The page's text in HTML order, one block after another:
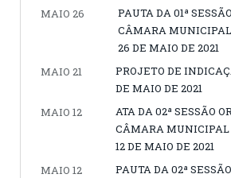
MAIO 26
PAUTA DA 01ª
CÂMARA
26 DE MAIO DE 2021
MAIO 21
PROJETO DE
DE MAIO DE 2021
MAIO 12
ATA DA 02ª SESSÃO
CÂMARA
12 DE MAIO DE 2021
MAIO 12
PAUTA DA 02ª